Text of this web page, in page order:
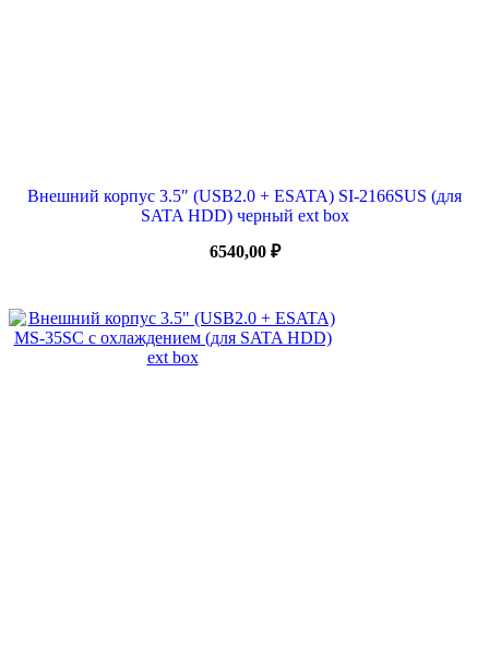
Внешний корпус 3.5″ (USB2.0 + ESATA) SI-2166SUS (для
SATA HDD) черный ext box
6540,00 ₽